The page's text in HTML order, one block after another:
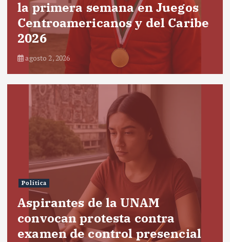
la primera semana en Juegos
Centroamericanos y del Caribe
2026
agosto 2, 2026
Política
Aspirantes de la UNAM
convocan protesta contra
examen de control presencial